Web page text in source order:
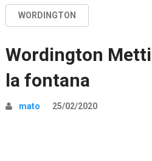
WORDINGTON
Wordington
la fontana
mato 25/02/2020